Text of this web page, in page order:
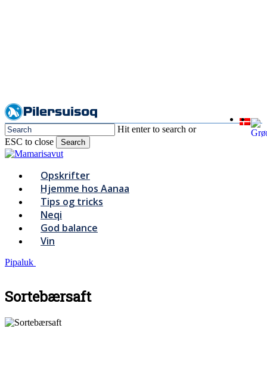
Hit enter to search or
ESC to close
Search
Close
Menu
Opskrifter
Hjemme hos Aanaa
Tips og tricks
Neqi
God balance
Vin
Pipaluk
Sortebærsaft